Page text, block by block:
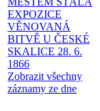
EXPOZICE
VĚNOVANÁ
BITVĚ U ČESKÉ
SKALICE 28. 6.
1866
Zobrazit všechny
záznamy ze dne